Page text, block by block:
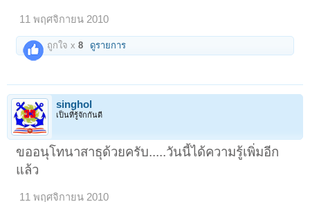
11 พฤศจิกายน 2010
ถูกใจ x8 ดูรายการ
singhol
เป็นที่รู้จักกันดี
ขออนุโทนาสาธุด้วยครับ.....วันนี้ได้ความรู้เพิ่มอีก
แล้ว
11 พฤศจิกายน 2010